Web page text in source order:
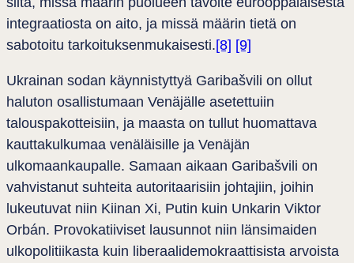
integraatiosta on aito, ja missä määrin tietä on
sabotoitu tarkoituksenmukaisesti.[8] [9]
Ukrainan sodan käynnistyttyä Garibašvili on ollut
haluton osallistumaan Venäjälle asetettuiin
talouspakotteisiin, ja maasta on tullut huomattava
kauttakulkumaa venäläisille ja Venäjän
ulkomaankaupalle. Samaan aikaan Garibašvili on
vahvistanut suhteita autoritaarisiin johtajiin, joihin
lukeutuvat niin Kiinan Xi, Putin kuin Unkarin Viktor
Orbán. Provokatiiviset lausunnot niin länsimaiden
ulkopolitiikasta kuin liberaalidemokraattisista arvoista